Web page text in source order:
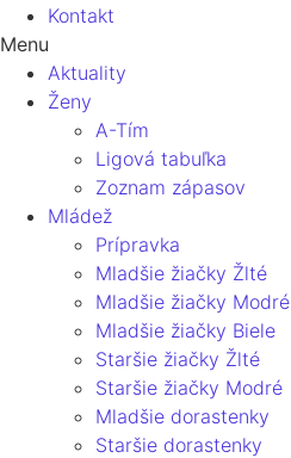
Kontakt
Menu
Aktuality
Ženy
A-Tím
Ligová tabuľka
Zoznam zápasov
Mládež
Prípravka
Mladšie žiačky Žlté
Mladšie žiačky Modré
Mladšie žiačky Biele
Staršie žiačky Žlté
Staršie žiačky Modré
Mladšie dorastenky
Staršie dorastenky